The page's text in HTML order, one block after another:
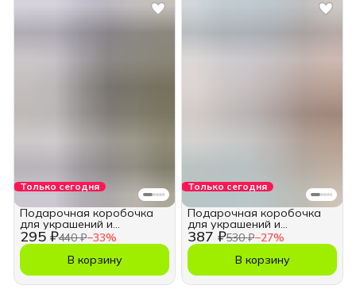
Только сегодня
295 ₽440 ₽−33%
Подарочная коробочка
для украшений и
бижутерии 9х9 см.
В корзину
Только сегодня
387 ₽530 ₽−27%
Подарочная коробочка
для украшений и
бижутерии 9х9 см.
В корзину